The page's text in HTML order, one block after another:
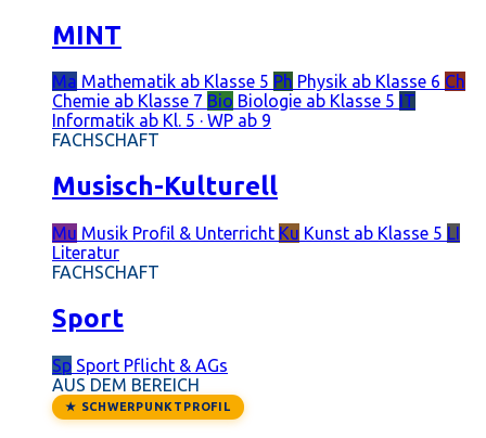
MINT
Ma Mathematik ab Klasse 5 Ph Physik ab Klasse 6 Ch
Chemie ab Klasse 7 Bio Biologie ab Klasse 5 IT
Informatik ab Kl. 5 · WP ab 9
FACHSCHAFT
Musisch-Kulturell
Mu Musik Profil & Unterricht Ku Kunst ab Klasse 5 LI
Literatur
FACHSCHAFT
Sport
Sp Sport Pflicht & AGs
AUS DEM BEREICH
★ SCHWERPUNKTPROFIL